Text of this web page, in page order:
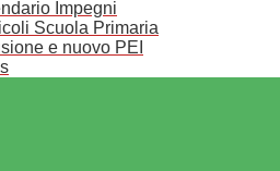
Impegni
Scuola Primaria
e nuovo PEI